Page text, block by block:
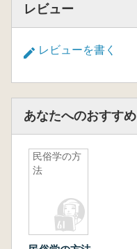
レビュー
レビューを書く
あなたへのおすすめ
民俗学の方
法